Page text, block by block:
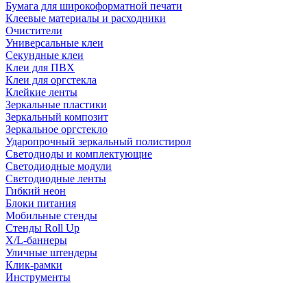
Бумага для широкоформатной печати
Клеевые материалы и расходники
Очистители
Универсальные клеи
Секундные клеи
Клеи для ПВХ
Клеи для оргстекла
Клейкие ленты
Зеркальные пластики
Зеркальный композит
Зеркальное оргстекло
Ударопрочный зеркальный полистирол
Светодиоды и комплектующие
Светодиодные модули
Светодиодные ленты
Гибкий неон
Блоки питания
Мобильные стенды
Стенды Roll Up
X/L-баннеры
Уличные штендеры
Клик-рамки
Инструменты